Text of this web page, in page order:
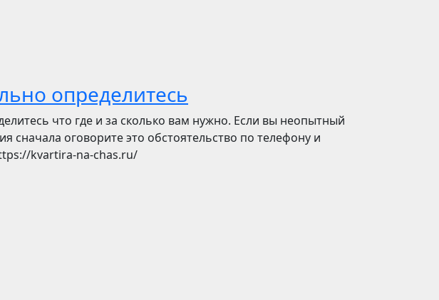
определитесь
что где и за сколько вам нужно. Если вы неопытный
оговорите это обстоятельство по телефону и
kvartira-na-chas.ru/